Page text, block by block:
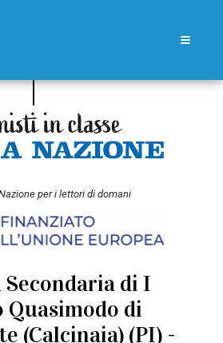
per i lettori di domani
Secondaria di I
Quasimodo di
(Calcinaia) (PI) -